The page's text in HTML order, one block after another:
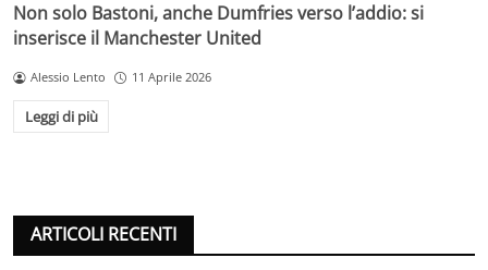
Non solo Bastoni, anche Dumfries verso l’addio: si
inserisce il Manchester United
Alessio Lento 11 Aprile 2026
Leggi di più
ARTICOLI RECENTI